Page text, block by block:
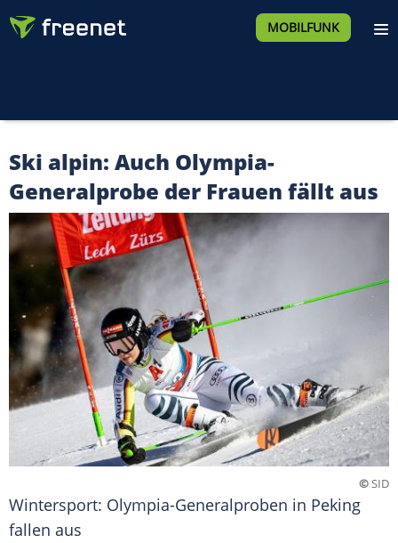
MOBILFUNK
Ski alpin: Auch Olympia-
Generalprobe der Frauen fällt aus
©SID
Wintersport: Olympia-Generalproben in Peking
fallen aus